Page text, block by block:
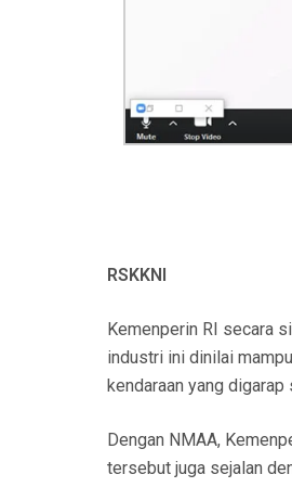
RSKKNI
Kemenperin RI secara
industri ini dinilai
kendaraan yang
Dengan NMAA,
tersebut juga sejalan